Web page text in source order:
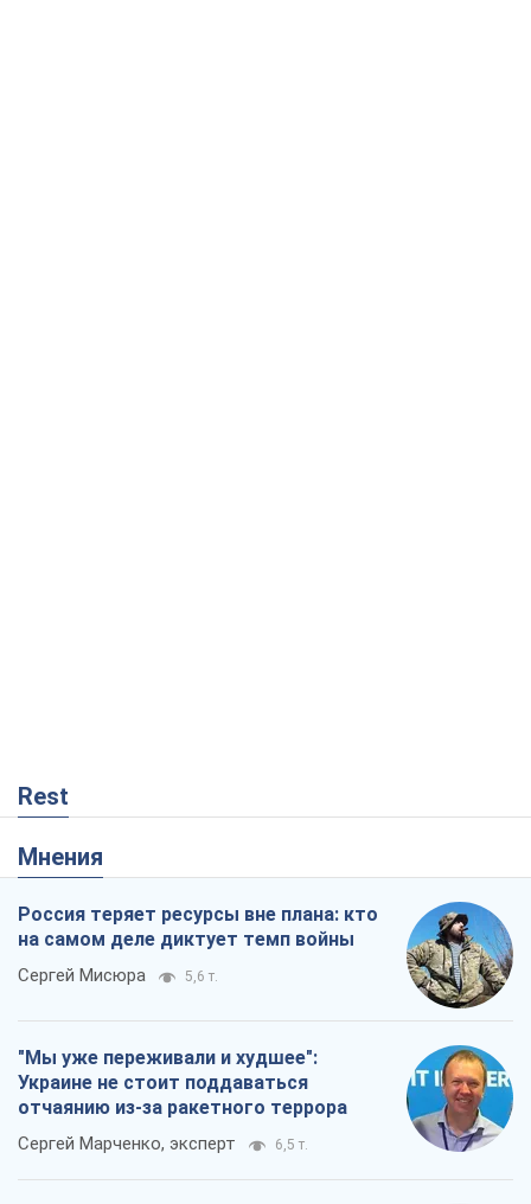
Rest
Мнения
Россия теряет ресурсы вне плана: кто
на самом деле диктует темп войны
Сергей Мисюра 5,6 т.
"Мы уже переживали и худшее":
Украине не стоит поддаваться
отчаянию из-за ракетного террора
Сергей Марченко, эксперт 6,5 т.